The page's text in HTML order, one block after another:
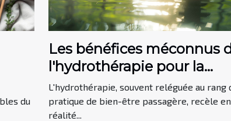
du
Les bénéfices méconnus
l'hydrothérapie pour la
récupération physique et
mentale
L'hydrothérapie, souvent reléguée au rang
pratique de bien-être passagère, recèle en
réalité...